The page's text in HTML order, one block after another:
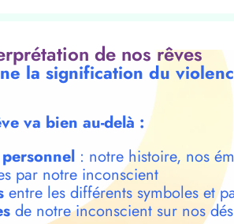
de nos rêves
la signification du
va bien au-delà :
: notre histoire, nos
par notre inconscient
entre les différents symboles et
de notre inconscient sur nos